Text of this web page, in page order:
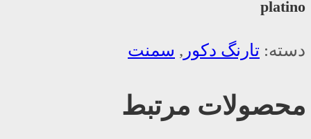
platino
دسته: تارنگ دکور , سمنت
محصولات مرتبط